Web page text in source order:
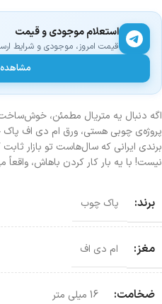
استعلام موجودی و قیمت
قیمت امروز، موجودی و شرایط
مشاهده
اگه دنبال یه متریال مطمئن،
پروژه‌ی چوبی هستی، ورق ام دی اف
برندی ایرانی که سال‌هاست تو بازار
نیست! با یه بار کار کردن باهاش،
برند: پاک چوب
مغز: ام دی اف
ضخامت: 16 میلی متر